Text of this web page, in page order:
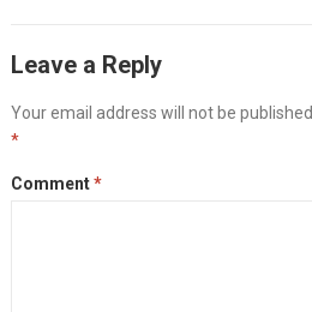
Leave a Reply
Your email address will not be published.
*
Comment*